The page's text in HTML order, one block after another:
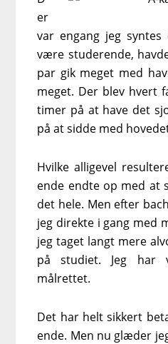
er
var engang jeg
være studerende,
par gik meget med
meget. Der blev hvert
timer på at have det
på at sidde med
Hvilke alligevel
ende endte op med at
det hele. Men efter
jeg direkte i gang med
jeg taget langt mere
på studiet. Jeg har
målrettet.
Det har helt sikkert
ende. Men nu glæder